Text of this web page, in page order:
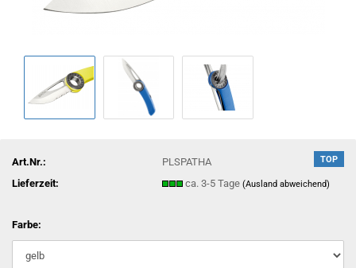
TOP
Art.Nr.:
PLSPATHA
Lieferzeit:
ca. 3-5 Tage(Ausland abweichend)
Farbe: